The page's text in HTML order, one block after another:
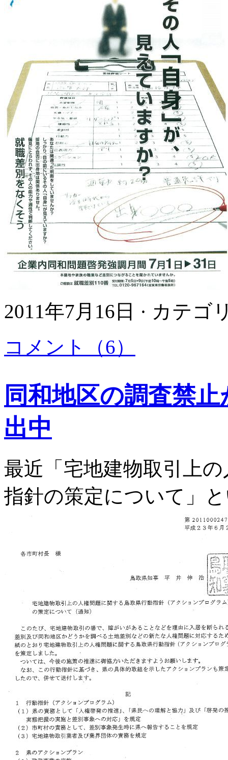
2011年7月16日 · カテゴ
コメント（6）
同和地区の調査禁
出中
最近「宅地建物取引上
指針の策定について」